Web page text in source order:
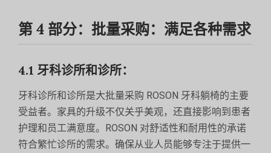
第 4 部分：批量采购：满足各种需求
4.1 牙科诊所和诊所：
牙科诊所和诊所是大批量采购 ROSON 牙科躺椅的主要
受益者。家具的升级不仅关乎美观，还直接影响到患者
护理和员工满意度。ROSON 对舒适性和耐用性的承诺
符合繁忙诊所的需求。确保从业人员能够专注于提供一